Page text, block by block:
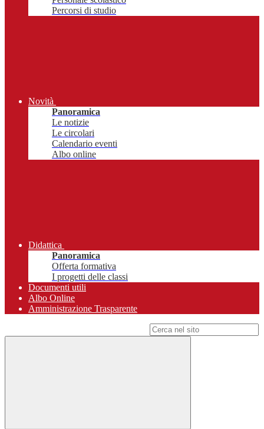
Percorsi di studio
Novità
Panoramica
Le notizie
Le circolari
Calendario eventi
Albo online
Didattica
Panoramica
Offerta formativa
I progetti delle classi
Documenti utili
Albo Online
Amministrazione Trasparente